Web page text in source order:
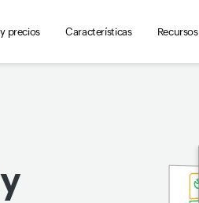
precios Características Recursos